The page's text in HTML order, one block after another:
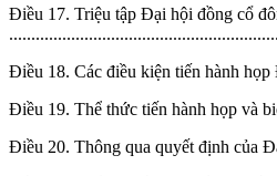
Điều 17. Triệu tập Đại hội đồng cổ
Điều 18. Các điều kiện tiến hành
Điều 19. Thể thức tiến hành họp và
Điều 20. Thông qua quyết định của